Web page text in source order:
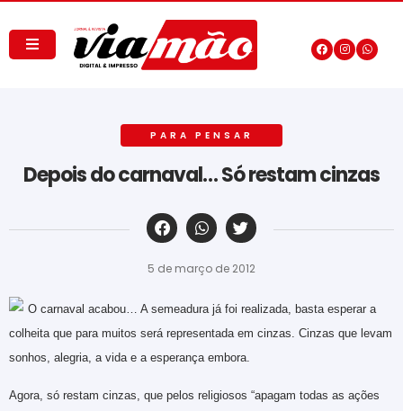
PARA PENSAR
Depois do carnaval… Só restam cinzas
‎ ‎ ‎ ‎ ‎ ‎ ‎ ‎ ‎ ‎ ‎ ‎ ‎ ‎ ‎ ‎ ‎ ‎ ‎ ‎ ‎ ‎ ‎ ‎ ‎ ‎ ‎ ‎ ‎ ‎ ‎
5 de março de 2012
O carnaval acabou… A semeadura já foi realizada, basta esperar a
colheita que para muitos será representada em cinzas. Cinzas que levam
sonhos, alegria, a vida e a esperança embora.
Agora, só restam cinzas, que pelos religiosos “apagam todas as ações